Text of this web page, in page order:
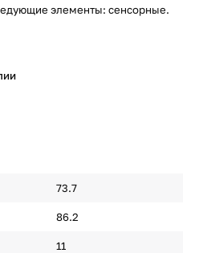
элементы: сенсорные.
73.7
86.2
11